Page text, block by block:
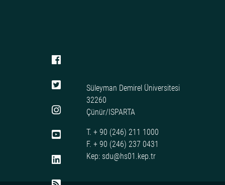
Süleyman Demirel Üniversitesi
32260
Çünür/ISPARTA
T. + 90 (246) 211 1000
F. + 90 (246) 237 0431
Kep: sdu@hs01.kep.tr